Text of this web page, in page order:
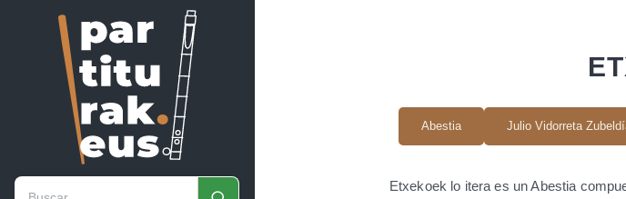
Abestia Julio Vidorreta
Etxekoek lo itera es un Abestia